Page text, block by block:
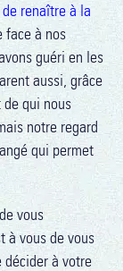
renaître à la
face à nos
guéri en les
aussi, grâce
de qui nous
notre regard
qui permet
vous
à vous de vous
décider à votre